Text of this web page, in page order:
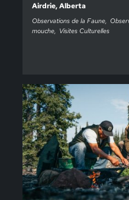
Airdrie, Alberta
Observations de la Faune
mouche
Visites Culturelles